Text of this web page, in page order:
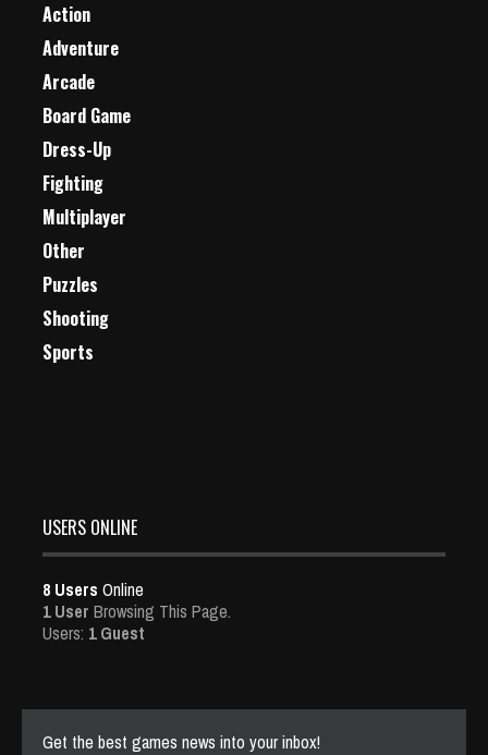
Action
Adventure
Arcade
Board Game
Dress-Up
Fighting
Multiplayer
Other
Puzzles
Shooting
Sports
USERS ONLINE
8 Users Online
1 User Browsing This Page.
Users: 1 Guest
Get the best games news into your inbox!